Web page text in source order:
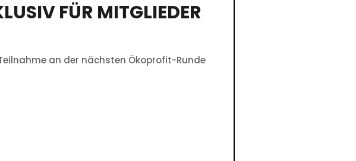
FÜR MITGLIEDER
an der nächsten Ökoprofit-Runde